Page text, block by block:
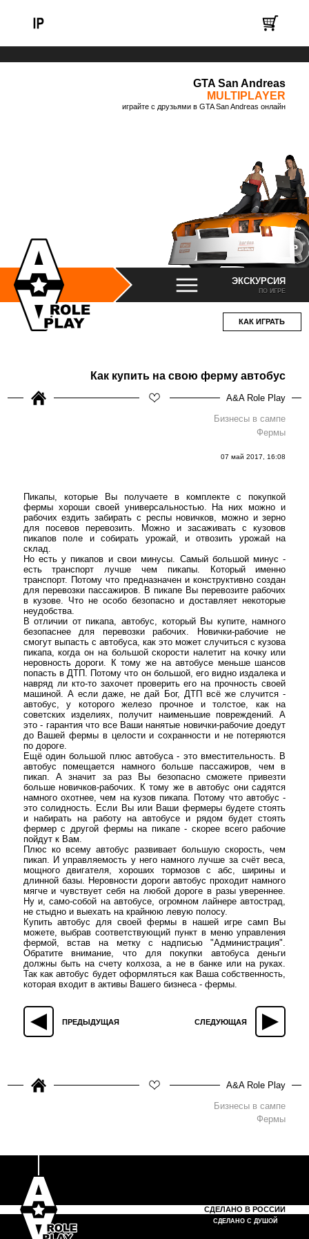
GTA San Andreas
MULTIPLAYER
играйте с друзьями в GTA San Andreas онлайн
ЭКСКУРСИЯ
ПО ИГРЕ
КАК ИГРАТЬ
Как купить на свою ферму автобус
A&A Role Play
Бизнесы в сампе
Фермы
07 май 2017, 16:08
Пикапы, которые Вы получаете в комплекте с покупкой
фермы хороши своей универсальностью. На них можно и
рабочих ездить забирать с респы новичков, можно и зерно
для посевов перевозить. Можно и засаживать с кузовов
пикапов поле и собирать урожай, и отвозить урожай на
склад.
Но есть у пикапов и свои минусы. Самый большой минус -
есть транспорт лучше чем пикапы. Который именно
транспорт. Потому что предназначен и конструктивно создан
для перевозки пассажиров. В пикапе Вы перевозите рабочих
в кузове. Что не особо безопасно и доставляет некоторые
неудобства.
В отличии от пикапа, автобус, который Вы купите, намного
безопаснее для перевозки рабочих. Новички-рабочие не
смогут выпасть с автобуса, как это может случиться с кузова
пикапа, когда он на большой скорости налетит на кочку или
неровность дороги. К тому же на автобусе меньше шансов
попасть в ДТП. Потому что он большой, его видно издалека и
навряд ли кто-то захочет проверить его на прочность своей
машиной. А если даже, не дай Бог, ДТП всё же случится -
автобус, у которого железо прочное и толстое, как на
советских изделиях, получит наименьшие повреждений. А
это - гарантия что все Ваши нанятые новички-рабочие доедут
до Вашей фермы в целости и сохранности и не потеряются
по дороге.
Ещё один большой плюс автобуса - это вместительность. В
автобус помещается намного больше пассажиров, чем в
пикап. А значит за раз Вы безопасно сможете привезти
больше новичков-рабочих. К тому же в автобус они садятся
намного охотнее, чем на кузов пикапа. Потому что автобус -
это солидность. Если Вы или Ваши фермеры будете стоять
и набирать на работу на автобусе и рядом будет стоять
фермер с другой фермы на пикапе - скорее всего рабочие
пойдут к Вам.
Плюс ко всему автобус развивает большую скорость, чем
пикап. И управляемость у него намного лучше за счёт веса,
мощного двигателя, хороших тормозов с абс, ширины и
длинной базы. Неровности дороги автобус проходит намного
мягче и чувствует себя на любой дороге в разы увереннее.
Ну и, само-собой на автобусе, огромном лайнере автострад,
не стыдно и выехать на крайнюю левую полосу.
Купить автобус для своей фермы в нашей игре самп Вы
можете, выбрав соответствующий пункт в меню управления
фермой, встав на метку с надписью "Администрация".
Обратите внимание, что для покупки автобуса деньги
должны быть на счету колхоза, а не в банке или на руках.
Так как автобус будет оформляться как Ваша собственность,
которая входит в активы Вашего бизнеса - фермы.
ПРЕДЫДУЩАЯ СЛЕДУЮЩАЯ
A&A Role Play
Бизнесы в сампе
Фермы
СДЕЛАНО В РОССИИ
СДЕЛАНО С ДУШОЙ